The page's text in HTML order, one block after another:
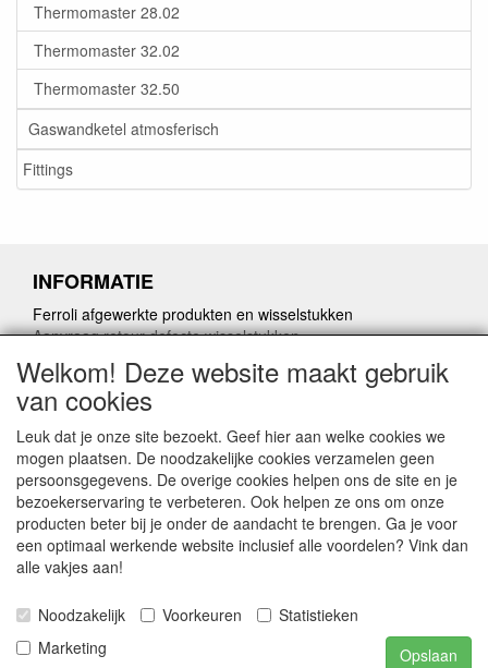
Thermomaster 28.02
Thermomaster 32.02
Thermomaster 32.50
Gaswandketel atmosferisch
Fittings
INFORMATIE
Ferroli afgewerkte produkten en wisselstukken
Aanvraag retour defecte wisselstukken
CONTACTGEGEVENS
www.vdht.be
Rouwbergskens 7 hal 14
2340 Beerse
E-mail: verkoop@vdht.be
Telefoon:
Welkom! Deze website maakt gebruik
van cookies
Leuk dat je onze site bezoekt. Geef hier aan welke cookies we
mogen plaatsen. De noodzakelijke cookies verzamelen geen
persoonsgegevens. De overige cookies helpen ons de site en je
bezoekerservaring te verbeteren. Ook helpen ze ons om onze
producten beter bij je onder de aandacht te brengen. Ga je voor
een optimaal werkende website inclusief alle voordelen? Vink dan
alle vakjes aan!
Noodzakelijk Voorkeuren
Statistieken
Marketing
Opslaan